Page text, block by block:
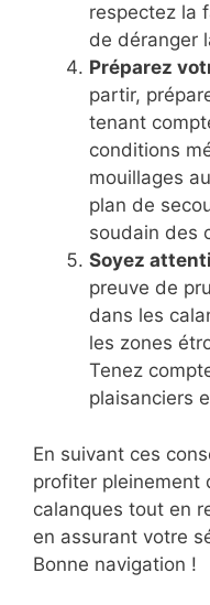
respectez la
de déranger
Préparez
partir,
tenant
conditions
mouillages
plan de
soudain des
Soyez
preuve de
dans les
les zones
Tenez
plaisanciers
En suivant ces
profiter pleinement
calanques tout en
en assurant votre
Bonne navigation !